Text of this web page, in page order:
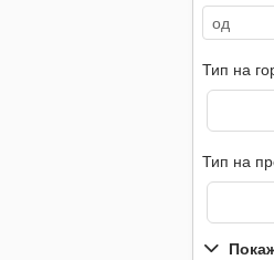
Тип на
Тип на